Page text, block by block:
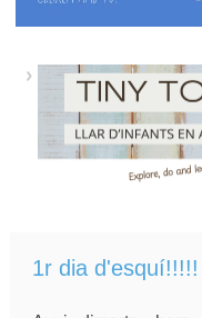
1r dia d'esquí!!!!!